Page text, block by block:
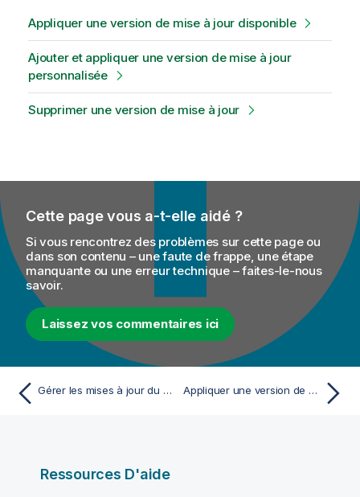
i
o
n
s
Appliquer une version de mise à jour disponible
Ajouter et appliquer une version de mise à jour
personnalisée
Supprimer une version de mise à jour
Cette page vous a-t-elle aidé ?
Si vous rencontrez des problèmes sur cette page ou
dans son contenu – une faute de frappe, une étape
manquante ou une erreur technique – faites-le-nous
savoir.
Laissez vos commentaires ici
Gérer les mises à jour du Studio Talend depuis Talend Administration Center Appliquer une version de mise à jour disponible
Ressources D'aide